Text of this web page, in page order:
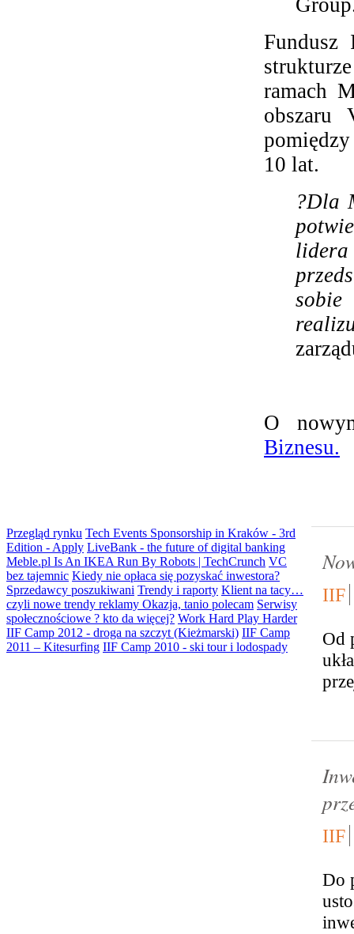
Fundusz
ramach
obszaru
10 lat.
?Dla
O
Biznesu.
Przegląd rynku Tech Events Sponsorship in Kraków - 3rd
Edition - Apply LiveBank - the future of digital banking
Meble.pl Is An IKEA Run By Robots | TechCrunch VC
bez tajemnic Kiedy nie opłaca się pozyskać inwestora?
Sprzedawcy poszukiwani Trendy i raporty Klient na tacy…
czyli nowe trendy reklamy Okazja, tanio polecam Serwisy
społecznościowe ? kto da więcej? Work Hard Play Harder
IIF Camp 2012 - droga na szczyt (Kieżmarski) IIF Camp
2011 – Kitesurfing IIF Camp 2010 - ski tour i lodospady
IIF
Od
IIF
Do